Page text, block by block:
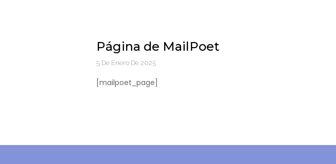
Página de MailPoet
5 De Enero De 2025
[mailpoet_page]